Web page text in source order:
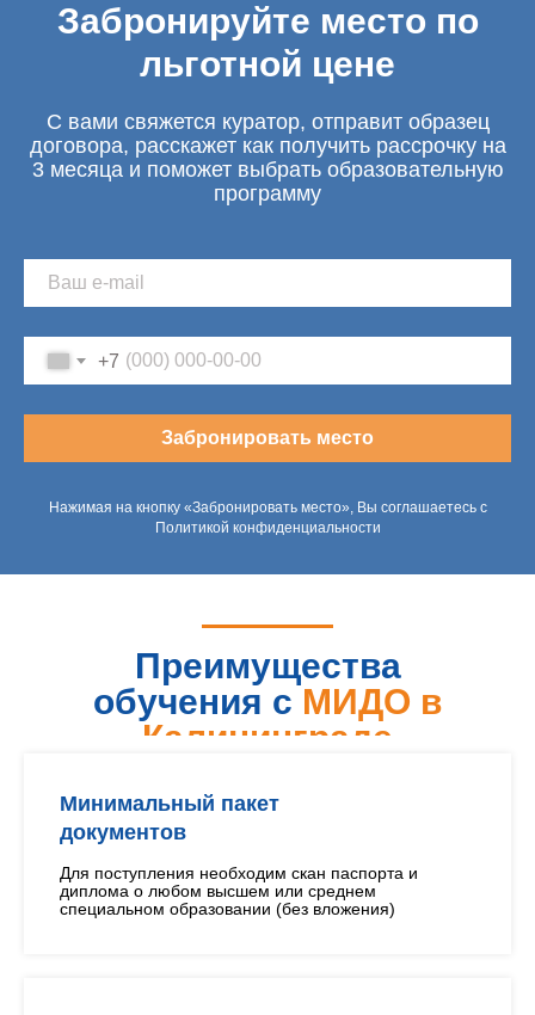
Забронируйте место по
льготной цене
С вами свяжется куратор, отправит образец
договора, расскажет как получить рассрочку на
3 месяца и поможет выбрать образовательную
программу
+7
Забронировать место
Нажимая на кнопку «Забронировать место», Вы соглашаетесь с
Политикой конфиденциальности
Преимущества
обучения с МИДО в
Калининграде
Минимальный пакет
документов
Для поступления необходим скан паспорта и
диплома о любом высшем или среднем
специальном образовании (без вложения)